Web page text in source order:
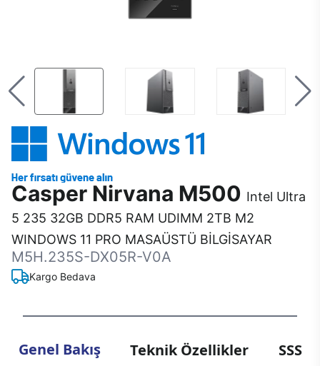
Casper Nirvana M500 Intel Ultra
5 235 32GB DDR5 RAM UDIMM 2TB M2
WINDOWS 11 PRO MASAÜSTÜ BİLGİSAYAR
M5H.235S-DX05R-V0A
Kargo Bedava
Genel Bakış Teknik Özellikler SSS